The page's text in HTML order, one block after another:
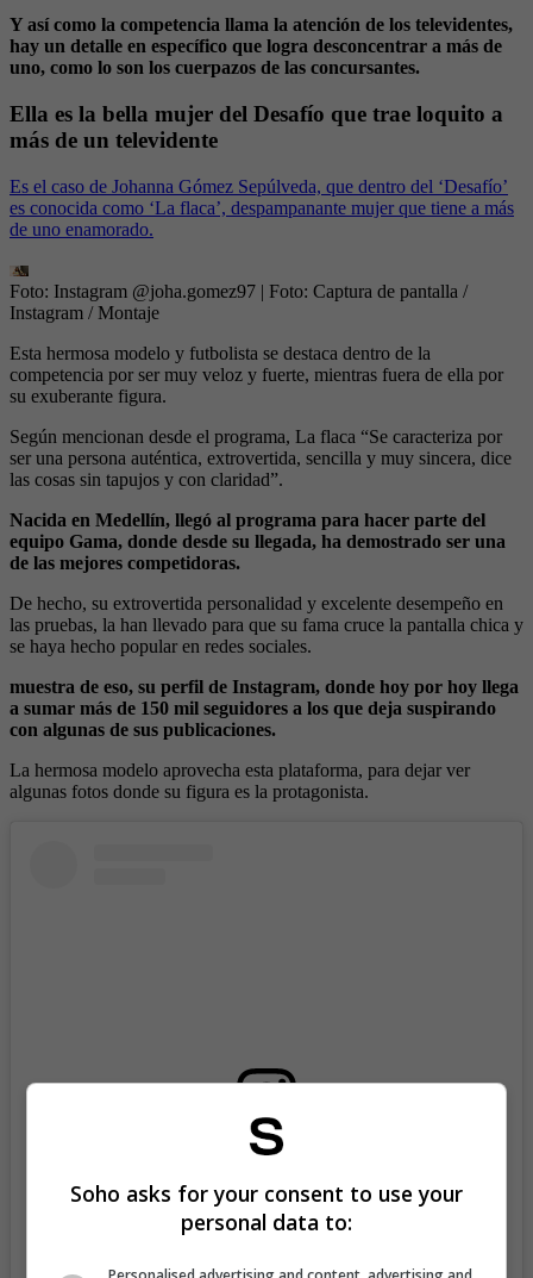
Y así como la competencia llama la atención de los televidentes,
hay un detalle en específico que logra desconcentrar a más de
uno, como lo son los cuerpazos de las concursantes.
Ella es la bella mujer del Desafío que trae loquito a
más de un televidente
Es el caso de Johanna Gómez Sepúlveda, que dentro del ‘Desafío’
es conocida como ‘La flaca’, despampanante mujer que tiene a más
de uno enamorado.
Foto: Instagram @joha.gomez97 | Foto: Captura de pantalla /
Instagram / Montaje
Esta hermosa modelo y futbolista se destaca dentro de la
competencia por ser muy veloz y fuerte, mientras fuera de ella por
su exuberante figura.
Según mencionan desde el programa, La flaca “Se caracteriza por
ser una persona auténtica, extrovertida, sencilla y muy sincera, dice
las cosas sin tapujos y con claridad”.
Nacida en Medellín, llegó al programa para hacer parte del
equipo Gama, donde desde su llegada, ha demostrado ser una
de las mejores competidoras.
De hecho, su extrovertida personalidad y excelente desempeño en
las pruebas, la han llevado para que su fama cruce la pantalla chica y
se haya hecho popular en redes sociales.
muestra de eso, su perfil de Instagram, donde hoy por hoy llega
a sumar más de 150 mil seguidores a los que deja suspirando
con algunas de sus publicaciones.
La hermosa modelo aprovecha esta plataforma, para dejar ver
algunas fotos donde su figura es la protagonista.
Soho asks for your consent to use your
personal data to: